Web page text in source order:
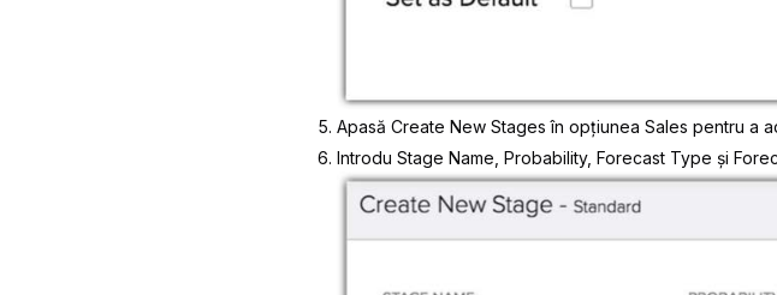
Apasă Create New Stages în opțiunea Sales pentru a
Introdu Stage Name Probability, Forecast Type și